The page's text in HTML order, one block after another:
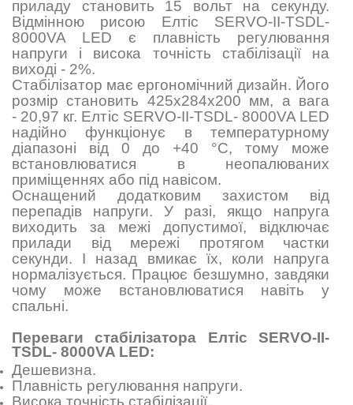
приладу становить 15 вольт на секунду.
Відмінною рисою Елтіс SERVO-II-TSDL-
8000VA LED є плавність регулювання
напруги і висока точність стабілізації на
виході - 2%.
Стабілізатор має ергономічний дизайн. Його
розмір становить 425х284х200 мм, а вага
- 20,97 кг. Елтіс SERVO-II-TSDL- 8000VA LED
надійно функціонує в температурному
діапазоні від 0 до +40 °C, тому може
встановлюватися в неопалюваних
приміщеннях або під навісом.
Оснащений додатковим захистом від
перепадів напруги. У разі, якщо напруга
виходить за межі допустимої, відключає
прилади від мережі протягом частки
секунди. І назад вмикає їх, коли напруга
нормалізується. Працює безшумно, завдяки
чому може встановлюватися навіть у
спальні.
Переваги стабілізатора Елтіс SERVO-II-
TSDL- 8000VA LED:
Дешевизна.
Плавність регулювання напруги.
Висока точність стабілізації.